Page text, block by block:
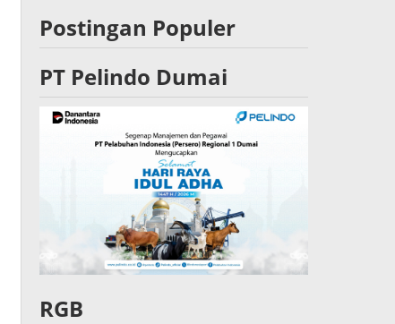
Postingan Populer
PT Pelindo Dumai
RGB